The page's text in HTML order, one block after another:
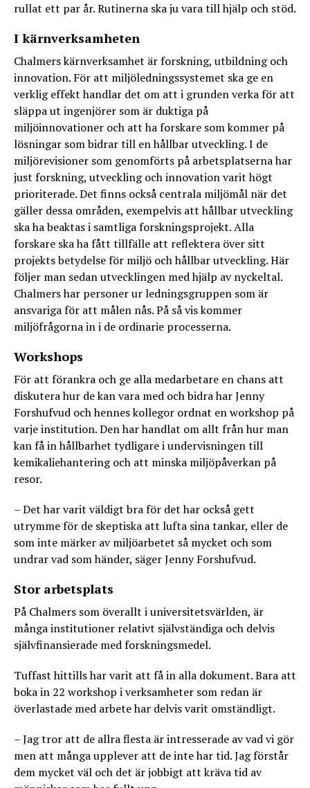
rullat ett par år. Rutinerna ska ju vara till hjälp och stöd.
I kärnverksamheten
Chalmers kärnverksamhet är forskning, utbildning och
innovation. För att miljöledningssystemet ska ge en
verklig effekt handlar det om att i grunden verka för att
släppa ut ingenjörer som är duktiga på
miljöinnovationer och att ha forskare som kommer på
lösningar som bidrar till en hållbar utveckling. I de
miljörevisioner som genomförts på arbetsplatserna har
just forskning, utveckling och innovation varit högt
prioriterade. Det finns också centrala miljömål när det
gäller dessa områden, exempelvis att hållbar utveckling
ska ha beaktas i samtliga forskningsprojekt. Alla
forskare ska ha fått tillfälle att reflektera över sitt
projekts betydelse för miljö och hållbar utveckling. Här
följer man sedan utvecklingen med hjälp av nyckeltal.
Chalmers har personer ur ledningsgruppen som är
ansvariga för att målen nås. På så vis kommer
miljöfrågorna in i de ordinarie processerna.
Workshops
För att förankra och ge alla medarbetare en chans att
diskutera hur de kan vara med och bidra har Jenny
Forshufvud och hennes kollegor ordnat en workshop på
varje institution. Den har handlat om allt från hur man
kan få in hållbarhet tydligare i undervisningen till
kemikaliehantering och att minska miljöpåverkan på
resor.
– Det har varit väldigt bra för det har också gett
utrymme för de skeptiska att lufta sina tankar, eller de
som inte märker av miljöarbetet så mycket och som
undrar vad som händer, säger Jenny Forshufvud.
Stor arbetsplats
På Chalmers som överallt i universitetsvärlden, är
många institutioner relativt självständiga och delvis
självfinansierade med forskningsmedel.
Tuffast hittills har varit att få in alla dokument. Bara att
boka in 22 workshop i verksamheter som redan är
överlastade med arbete har delvis varit omständligt.
– Jag tror att de allra flesta är intresserade av vad vi gör
men att många upplever att de inte har tid. Jag förstår
dem mycket väl och det är jobbigt att kräva tid av